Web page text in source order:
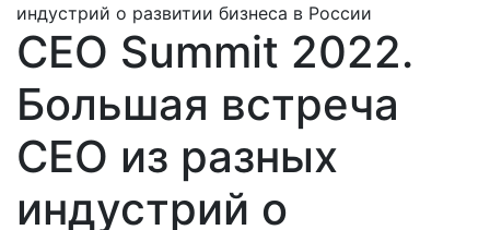
индустрий о развитии бизнеса в России
CEO Summit 2022.
Большая встреча
CEO из разных
индустрий о